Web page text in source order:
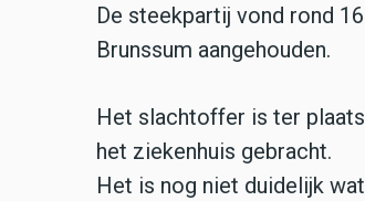
De steekpartij vond rond
Brunssum aangehouden.
Het slachtoffer is ter
het ziekenhuis gebracht.
Het is nog niet duidelijk